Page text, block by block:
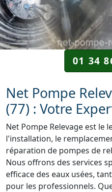
01 34
Net Pompe
(77) : Votre
Net Pompe Relevage est le
l'installation, le
réparation de pompes de
Nous offrons des services
efficace des eaux usées,
pour les professionnels.